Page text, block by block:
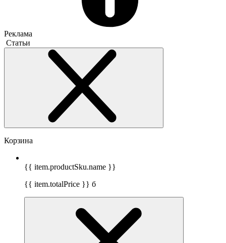
Реклама
Статьи
Корзина
{{ item.productSku.name }}
{{ item.totalPrice }} б